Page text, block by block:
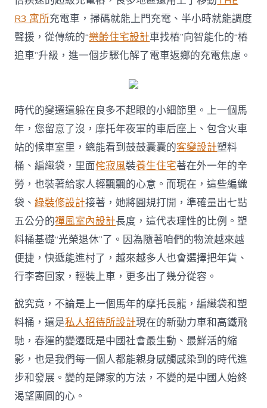
R3 寓所充電車，掃碼就能上門充電、半小時就能調度
聲援，從傳統的“樂齡住宅設計車找樁”向智能化的“樁
追車”升級，進一個步驟化解了電車返鄉的充電焦慮。
時代的變遷還躲在良多不起眼的小細節里。上一個馬
年，您留意了沒，摩托年夜軍的車后座上、包含火車
站的候車室里，總能看到鼓鼓囊囊的客變設計塑料
桶、編織袋，里面侘寂風裝養生住宅著在外一年的辛
勞，也裝著給家人輕飄飄的心意。而現在，這些編織
袋、綠裝修設計接著，她將圓規打開，準確量出七點
五公分的禪風室內設計長度，這代表理性的比例。塑
料桶基礎“光榮退休”了。因為隨著咱們的物流越來越
便捷，快遞能進村了，越來越多人也會選擇把年貨、
行李寄回家，輕裝上車，更多出了幾分從容。
說究竟，不論是上一個馬年的摩托長龍，編織袋和塑
料桶，還是私人招待所設計現在的新動力車和高鐵飛
馳，春運的變遷既是中國社會最生動、最鮮活的縮
影，也是我們每一個人都能親身感觸感染到的時代進
步和發展。變的是歸家的方法，不變的是中國人始終
渴望團圓的心。